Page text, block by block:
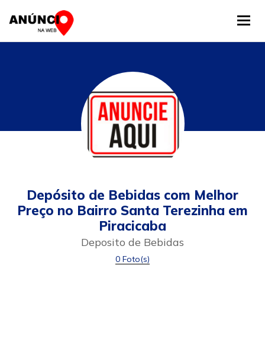
Depósito de Bebidas com Melhor
Preço no Bairro Santa Terezinha em
Piracicaba
Deposito de Bebidas
0 Foto(s)